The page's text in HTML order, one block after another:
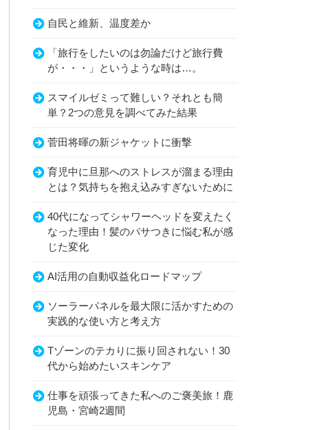
自民と維新、温度差か
「旅行をしたいのは勿論だけど旅行費
が・・・」というような時は…。
スマイルゼミって難しい？それとも簡
単？2つの意見を調べてみた結果
菅田将暉の新ジャケットに衝撃
育児中に旦那へのストレスが溜まる理由
とは？気持ちを抱え込みすぎないために
40代になってシャワーヘッドを変えたく
なった理由！髪のパサつきに悩む私が感
じた変化
AI活用の自動収益化ロードマップ
ソーラーパネルを最大限に活かすための
実践的な使い方と考え方
Tゾーンのテカりに振り回されない！30
代から始めたいスキンケア
仕事を頑張ってきた私へのご褒美旅！鹿
児島・宮崎2週間